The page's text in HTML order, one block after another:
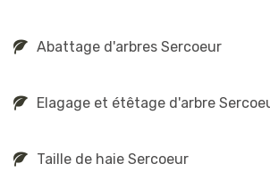
Abattage d'arbres Sercoeur
Elagage et étêtage d'arbre
Taille de haie Sercoeur